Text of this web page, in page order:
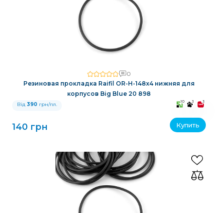
0
Резиновая прокладка Raifil OR-H-148x4 нижняя для
корпусов Big Blue 20 898
Від 390 грн/пл. 10 3 3
140 грн Купить